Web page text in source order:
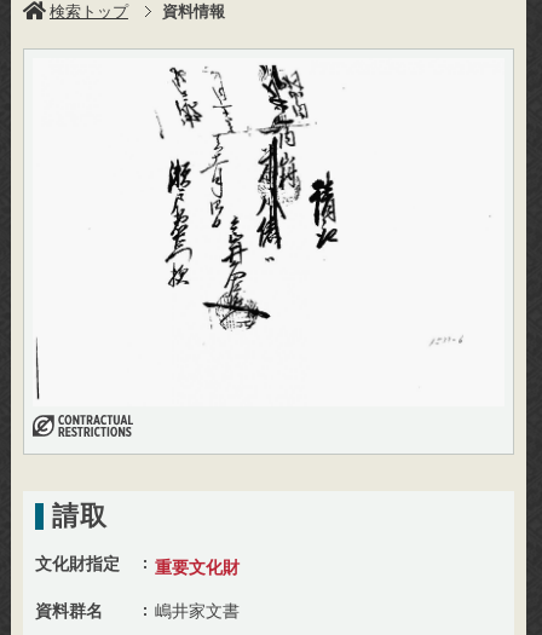
検索トップ 資料情報
請取
文化財指定 重要文化財
資料群名 嶋井家文書